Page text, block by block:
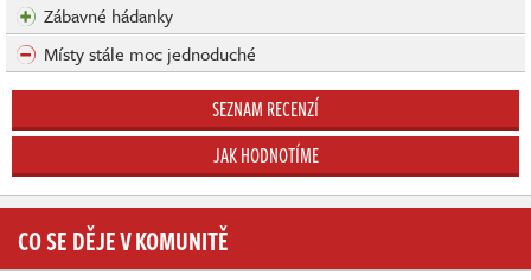
Zábavné hádanky
Místy stále moc jednoduché
SEZNAM RECENZÍ
JAK HODNOTÍME
CO SE DĚJE V KOMUNITĚ